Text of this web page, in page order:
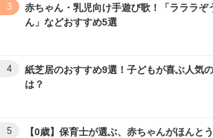
3
赤ちゃん・乳児向け手遊び歌！「ラララぞ
ん」などおすすめ5選
4
紙芝居のおすすめ9選！子どもが喜ぶ人気
は？
5
【0歳】保育士が選ぶ、赤ちゃんがほんと